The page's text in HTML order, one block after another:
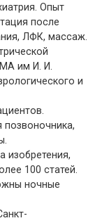
Опыт
после
ЛФК, массаж.
им И. И.
и
изобретения,
100 статей.
ночные